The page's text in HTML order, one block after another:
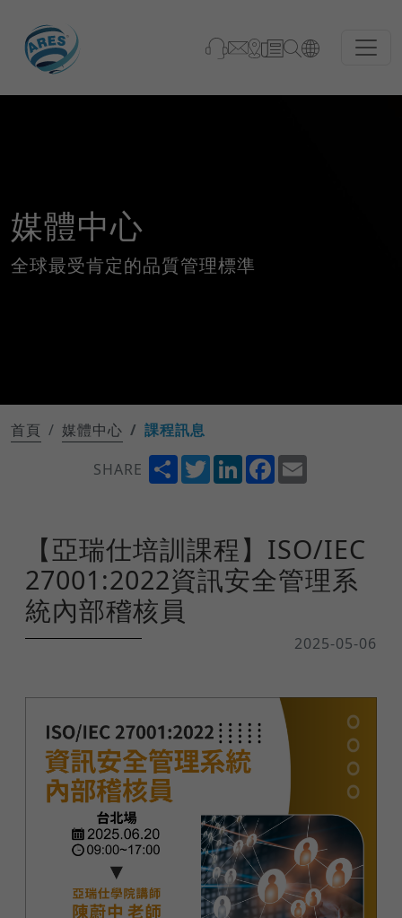
媒體中心
全球最受肯定的品質管理標準
首頁 媒體中心
課程訊息
SHARE
ShareTwitterLinkedInFacebook
【亞瑞仕培訓課程】ISO/IEC
27001:2022資訊安全管理系
統內部稽核員
2025-05-06